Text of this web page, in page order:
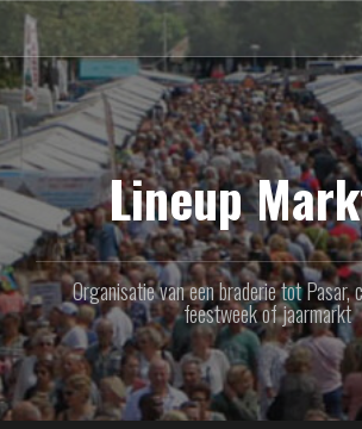
Naar
inhoud
springen
Lineup
Organisatie van een braderie tot Pasar,
feestweek of jaarmarkt